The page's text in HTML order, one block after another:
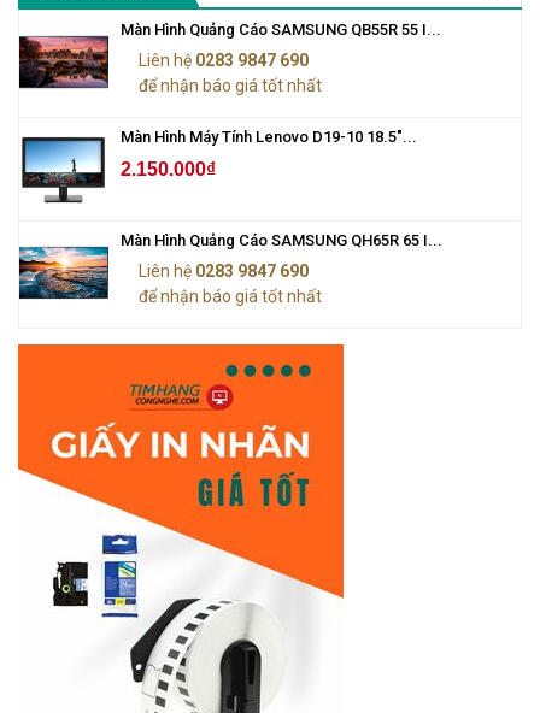
Màn Hình Quảng Cáo SAMSUNG QB55R 55 I...
Liên hệ 0283 9847 690
để nhận báo giá tốt nhất
Màn Hình Máy Tính Lenovo D19-10 18.5"...
2.150.000₫
Màn Hình Quảng Cáo SAMSUNG QH65R 65 I...
Liên hệ 0283 9847 690
để nhận báo giá tốt nhất